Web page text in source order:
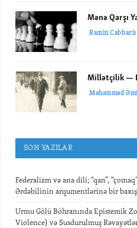
Mənə Qarşı
Ramin Cabbarlı
Millətçilik —
Məhəmməd
SON YAZILAR
Federalizm və ana dili; “qan”,
Ərdəbilinin arqumentlərinə bir baxış
Urmu Gölü Böhranında Epistemik
Violence) və Susdurulmuş